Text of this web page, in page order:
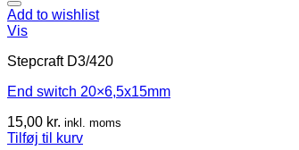
Add to wishlist
Vis
Stepcraft D3/420
End switch 20×6,5x15mm
15,00 kr. inkl. moms
Tilføj til kurv